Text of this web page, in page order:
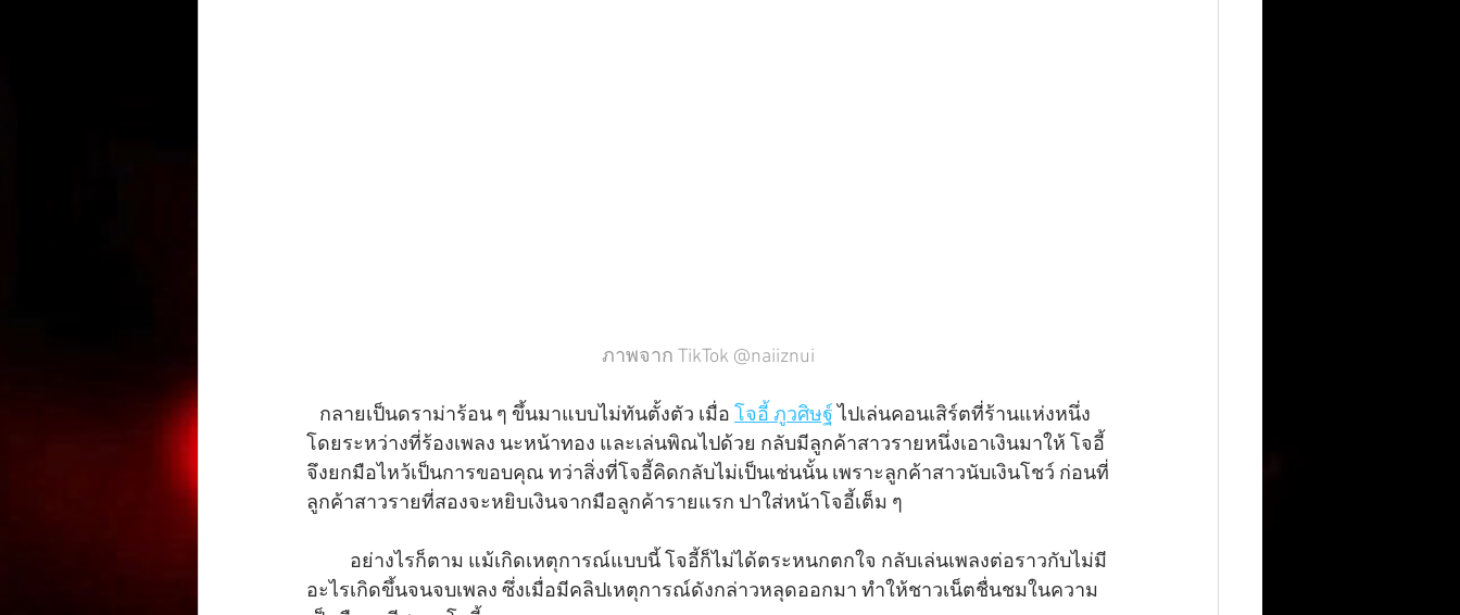
ภาพจาก TikTok @naiiznui
   กลายเป็นดราม่าร้อน ๆ ขึ้นมาแบบไม่ทันตั้งตัว เมื่อ
โจอี้ ภูวศิษฐ์ ไปเล่นคอนเสิร์ตที่ร้านแห่งหนึ่ง
โดยระหว่างที่ร้องเพลง นะหน้าทอง และเล่นพิณไปด้วย กลับมีลูกค้าสาวรายหนึ่งเอาเงินมาให้ โจอี้
จึงยกมือไหว้เป็นการขอบคุณ ทว่าสิ่งที่โจอี้คิดกลับไม่เป็นเช่นนั้น เพราะลูกค้าสาวนับเงินโชว์ ก่อนที่
ลูกค้าสาวรายที่สองจะหยิบเงินจากมือลูกค้ารายแรก ปาใส่หน้าโจอี้เต็ม ๆ
อะไรเกิดขึ้นจนจบเพลง ซึ่งเมื่อมีคลิปเหตุการณ์ดังกล่าวหลุดออกมา ทำให้ชาวเน็ตชื่นชมในความ